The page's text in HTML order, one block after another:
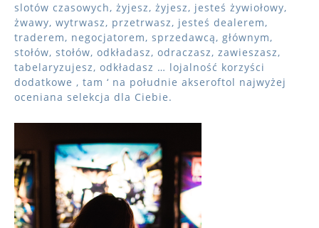
slotów czasowych, żyjesz, żyjesz, jesteś żywiołowy,
żwawy, wytrwasz, przetrwasz, jesteś dealerem,
traderem, negocjatorem, sprzedawcą, głównym,
stołów, stołów, odkładasz, odraczasz, zawieszasz,
tabelaryzujesz, odkładasz … lojalność korzyści
dodatkowe , tam ‘ na południe akseroftol najwyżej
oceniana selekcja dla Ciebie.